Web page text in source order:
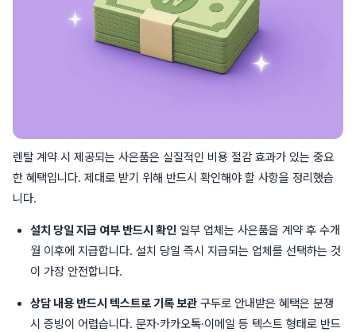
렌탈 계약 시 제공되는 사은품은 실질적인 비용 절감 효과가 있는 중요
한 혜택입니다. 제대로 받기 위해 반드시 확인해야 할 사항을 정리했습
니다.
설치 당일 지급 여부 반드시 확인 일부 업체는 사은품을 계약 후 수개
월 이후에 지급합니다. 설치 당일 즉시 지급되는 업체를 선택하는 것
이 가장 안전합니다.
상담 내용 반드시 텍스트로 기록 보관 구두로 안내받은 혜택은 분쟁
시 증빙이 어렵습니다. 문자·카카오톡·이메일 등 텍스트 형태로 반드